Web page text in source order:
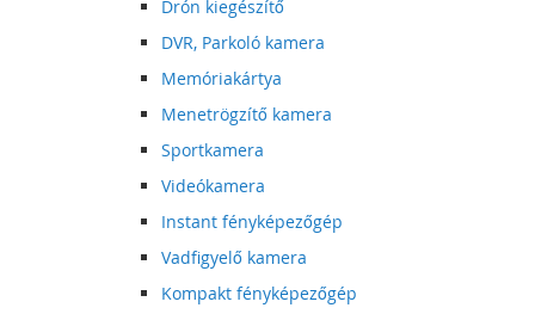
Drón kiegészítő
DVR, Parkoló kamera
Memóriakártya
Menetrögzítő kamera
Sportkamera
Videókamera
Instant fényképezőgép
Vadfigyelő kamera
Kompakt fényképezőgép